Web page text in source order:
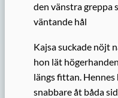
den vänstra greppa
väntande hål
Kajsa suckade nöjt
hon lät
längs fittan.
snabbare åt båda